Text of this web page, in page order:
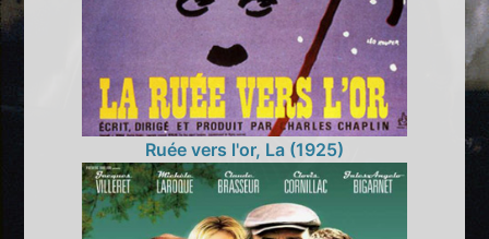
Ruée vers l'or, La (1925)